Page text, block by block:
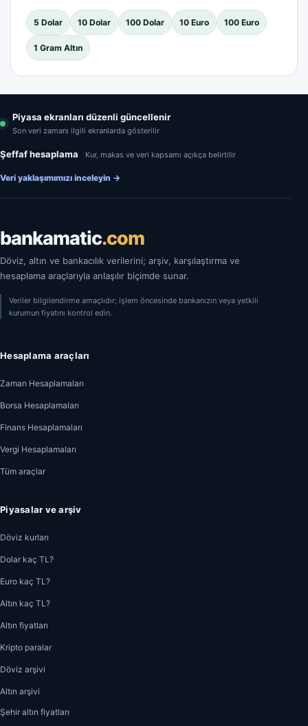
5 Dolar 10 Dolar 100 Dolar 10 Euro 100 Euro
1 Gram Altın
Piyasa ekranları düzenli güncellenir
Son veri zamanı ilgili ekranlarda gösterilir
Şeffaf hesaplama Kur, makas ve veri kapsamı açıkça belirtilir
Veri yaklaşımımızı inceleyin →
bankamatic.com
Döviz, altın ve bankacılık verilerini; arşiv, karşılaştırma ve
hesaplama araçlarıyla anlaşılır biçimde sunar.
Veriler bilgilendirme amaçlıdır; işlem öncesinde bankanızın veya yetkili
kurumun fiyatını kontrol edin.
Hesaplama araçları
Zaman Hesaplamaları
Borsa Hesaplamaları
Finans Hesaplamaları
Vergi Hesaplamaları
Tüm araçlar
Piyasalar ve arşiv
Döviz kurları
Dolar kaç TL?
Euro kaç TL?
Altın kaç TL?
Altın fiyatları
Kripto paralar
Döviz arşivi
Altın arşivi
Şehir altın fiyatları